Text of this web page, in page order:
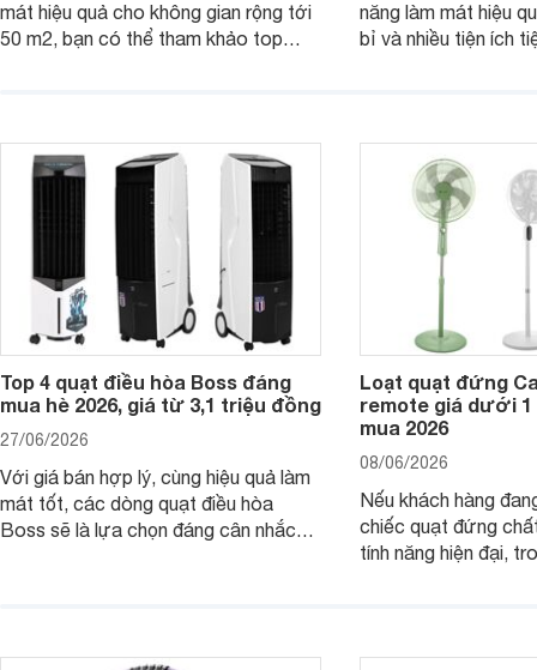
mát hiệu quả cho không gian rộng tới
50 m2, bạn có thể tham khảo top
năng làm mát hiệu
bỉ và nhiều tiện ích
Top 4 quạt điều hòa Boss đáng
mua hè 2026, giá từ 3,1 triệu đồng
27/06/2026
Với giá bán hợp lý, cùng hiệu quả làm
mát tốt, các dòng quạt điều hòa
Boss sẽ là lựa chọn đáng cân nhắc
Loạt quạt đứng
remote giá dưới
mua 2026
08/06/2026
Nếu khách hàng
chiếc quạt đứng
tính năng hiện đại,